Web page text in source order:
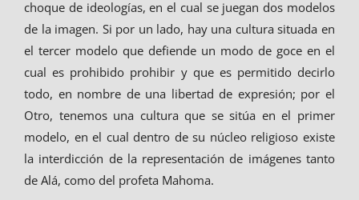
choque de ideologías, en el cual se juegan dos modelos
de la imagen. Si por un lado, hay una cultura situada en
el tercer modelo que defiende un modo de goce en el
cual es prohibido prohibir y que es permitido decirlo
todo, en nombre de una libertad de expresión; por el
Otro, tenemos una cultura que se sitúa en el primer
modelo, en el cual dentro de su núcleo religioso existe
la interdicción de la representación de imágenes tanto
de Alá, como del profeta Mahoma.